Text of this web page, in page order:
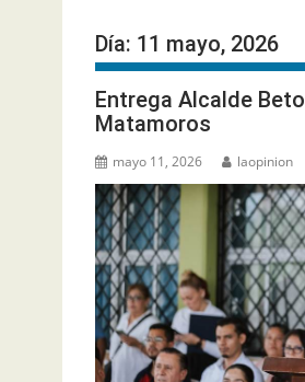
Día: 11 mayo, 2026
Entrega Alcalde
Matamoros
mayo 11, 2026 laopinion